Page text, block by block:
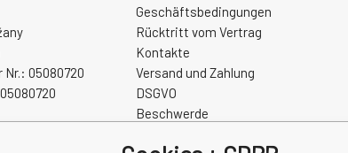
05080720
Geschäftsbedingungen
Rücktritt vom Vertrag
Kontakte
Versand und Zahlung
DSGVO
Beschwerde